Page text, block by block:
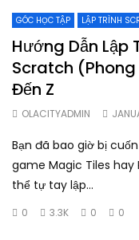
GÓC HỌC TẬP LẬP TRÌNH
Hướng Dẫn Lập
Scratch
Đến Z
OLACITYADMIN
Bạn đã bao giờ bị
game Magic Tiles hay
thể tự tay lập...
0 3.3K 0 0